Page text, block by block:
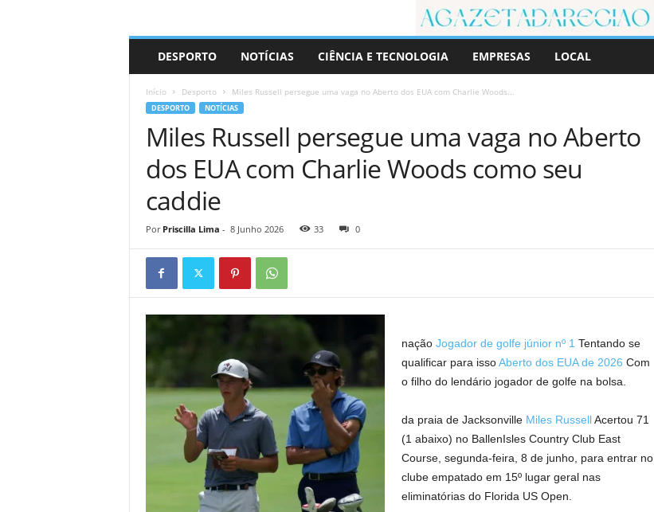
r
DESPORTO NOTÍCIAS CIÊNCIA E TECNOLOGIA EMPRESAS LOCAL
Início Desporto Miles Russell persegue uma vaga no Aberto dos EUA com Charlie Woods...
DESPORTO NOTÍCIAS
Miles Russell persegue uma vaga no Aberto
dos EUA com Charlie Woods como seu
caddie
Por Priscilla Lima - 8 Junho 2026 33 0
nação Jogador de golfe júnior nº 1 Tentando se
qualificar para issoAberto dos EUA de 2026 Com
o filho do lendário jogador de golfe na bolsa.
da praia de Jacksonville Miles RussellAcertou 71
(1 abaixo) no BallenIsles Country Club East
Course, segunda-feira, 8 de junho, para entrar no
clube empatado em 15º lugar geral nas
eliminatórias do Florida US Open.